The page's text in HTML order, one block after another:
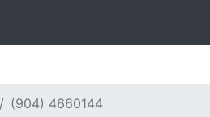
(904) 4660144